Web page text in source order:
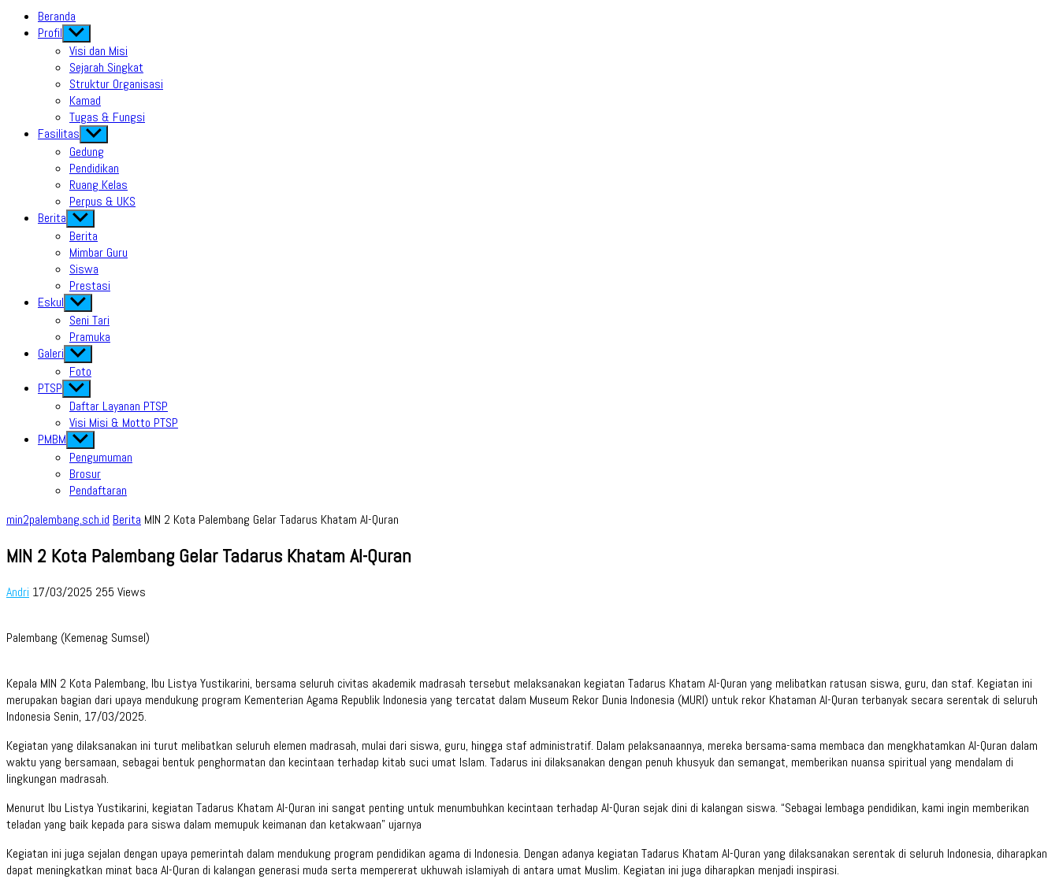
Beranda
Profil Show
sub
menu
Visi dan Misi
Sejarah Singkat
Struktur Organisasi
Kamad
Tugas & Fungsi
Fasilitas Show
sub
menu
Gedung
Pendidikan
Ruang Kelas
Perpus & UKS
Berita Show
sub
menu
Berita
Mimbar Guru
Siswa
Prestasi
Eskul Show
sub
menu
Seni Tari
Pramuka
Galeri Show
sub
menu
Foto
PTSP Show
sub
menu
Daftar Layanan PTSP
Visi Misi & Motto PTSP
PMBM Show
sub
menu
Pengumuman
Brosur
Pendaftaran
min2palembang.sch.id Berita MIN 2 Kota Palembang Gelar Tadarus Khatam Al-Quran
MIN 2 Kota Palembang Gelar Tadarus Khatam Al-Quran
Andri 17/03/2025 255 Views
Palembang (Kemenag Sumsel)
Kepala MIN 2 Kota Palembang, Ibu Listya Yustikarini, bersama seluruh civitas akademik madrasah tersebut melaksanakan kegiatan Tadarus Khatam Al-Quran yang melibatkan ratusan siswa, guru, dan staf. Kegiatan ini
merupakan bagian dari upaya mendukung program Kementerian Agama Republik Indonesia yang tercatat dalam Museum Rekor Dunia Indonesia (MURI) untuk rekor Khataman Al-Quran terbanyak secara serentak di seluruh
Indonesia Senin, 17/03/2025.
Kegiatan yang dilaksanakan ini turut melibatkan seluruh elemen madrasah, mulai dari siswa, guru, hingga staf administratif. Dalam pelaksanaannya, mereka bersama-sama membaca dan mengkhatamkan Al-Quran dalam
waktu yang bersamaan, sebagai bentuk penghormatan dan kecintaan terhadap kitab suci umat Islam. Tadarus ini dilaksanakan dengan penuh khusyuk dan semangat, memberikan nuansa spiritual yang mendalam di
lingkungan madrasah.
Menurut Ibu Listya Yustikarini, kegiatan Tadarus Khatam Al-Quran ini sangat penting untuk menumbuhkan kecintaan terhadap Al-Quran sejak dini di kalangan siswa. “Sebagai lembaga pendidikan, kami ingin memberikan
teladan yang baik kepada para siswa dalam memupuk keimanan dan ketakwaan” ujarnya
Kegiatan ini juga sejalan dengan upaya pemerintah dalam mendukung program pendidikan agama di Indonesia. Dengan adanya kegiatan Tadarus Khatam Al-Quran yang dilaksanakan serentak di seluruh Indonesia, diharapkan
dapat meningkatkan minat baca Al-Quran di kalangan generasi muda serta mempererat ukhuwah islamiyah di antara umat Muslim. Kegiatan ini juga diharapkan menjadi inspirasi.